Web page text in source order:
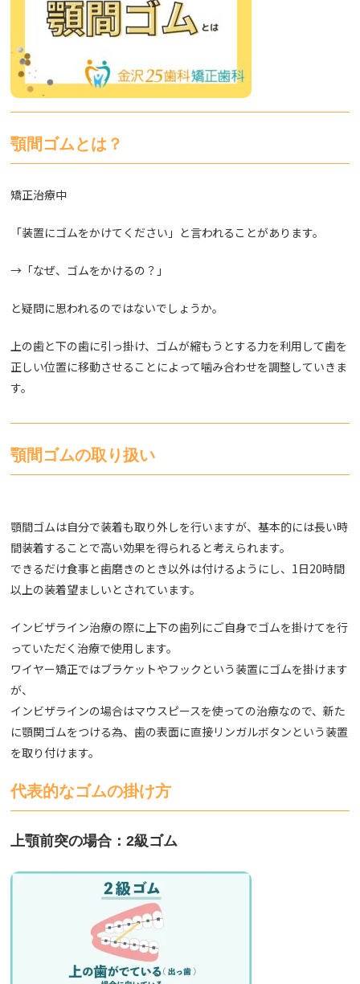
顎間ゴムとは？
矯正治療中
「装置にゴムをかけてください」と言われることがあります。
→ 「なぜ、ゴムをかけるの？」
と疑問に思われるのではないでしょうか。
上の歯と下の歯に引っ掛け、ゴムが縮もうとする力を利用して歯を
正しい位置に移動させることによって噛み合わせを調整していきま
す。
顎間ゴムの取り扱い
顎間ゴムは自分で装着も取り外しを行いますが、基本的には長い時
間装着することで高い効果を得られると考えられます。
できるだけ食事と歯磨きのとき以外は付けるようにし、 1日20時間
以上の装着望ましいとされています。
インビザライン治療の際に上下の歯列にご自身でゴムを掛けてを行
っていただく治療で使用します。
ワイヤー矯正ではブラケットやフックという装置にゴムを掛けます
が、
インビザラインの場合はマウスピースを使っての治療なので、新た
に顎関ゴムをつける為、歯の表面に直接リンガルボタンという装置
を取り付けます。
代表的なゴムの掛け方
上顎前突の場合：2級ゴム